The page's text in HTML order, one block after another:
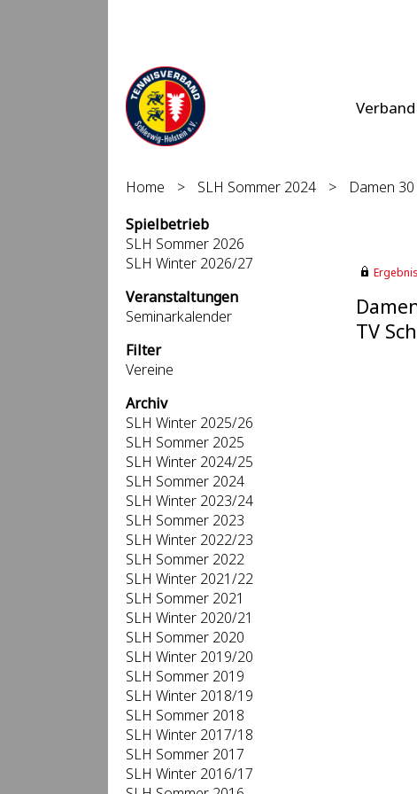
Verband
Home > SLH Sommer 2024 > Damen
Spielbetrieb
SLH Sommer 2026
SLH Winter 2026/27
Veranstaltungen
Seminarkalender
Filter
Vereine
Archiv
SLH Winter 2025/26
SLH Sommer 2025
SLH Winter 2024/25
SLH Sommer 2024
SLH Winter 2023/24
SLH Sommer 2023
SLH Winter 2022/23
SLH Sommer 2022
SLH Winter 2021/22
SLH Sommer 2021
SLH Winter 2020/21
SLH Sommer 2020
SLH Winter 2019/20
SLH Sommer 2019
SLH Winter 2018/19
SLH Sommer 2018
SLH Winter 2017/18
SLH Sommer 2017
SLH Winter 2016/17
TV